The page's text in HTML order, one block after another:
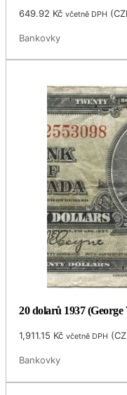
649.92 Kč včetně DPH (
Bankovky
20 dolarů 1937
1,911.15 Kč včetně DPH (
Bankovky